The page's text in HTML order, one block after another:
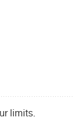
limits.